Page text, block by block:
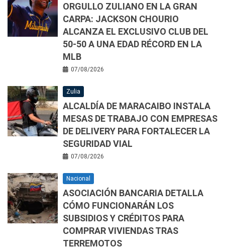
ORGULLO ZULIANO EN LA GRAN
CARPA: JACKSON CHOURIO
ALCANZA EL EXCLUSIVO CLUB DEL
50-50 A UNA EDAD RÉCORD EN LA
MLB
07/08/2026
Zulia
ALCALDÍA DE MARACAIBO INSTALA
MESAS DE TRABAJO CON EMPRESAS
DE DELIVERY PARA FORTALECER LA
SEGURIDAD VIAL
07/08/2026
Nacional
ASOCIACIÓN BANCARIA DETALLA
CÓMO FUNCIONARÁN LOS
SUBSIDIOS Y CRÉDITOS PARA
COMPRAR VIVIENDAS TRAS
TERREMOTOS